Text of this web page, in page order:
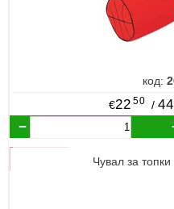
код:
€22 50 / 44
Чувал за